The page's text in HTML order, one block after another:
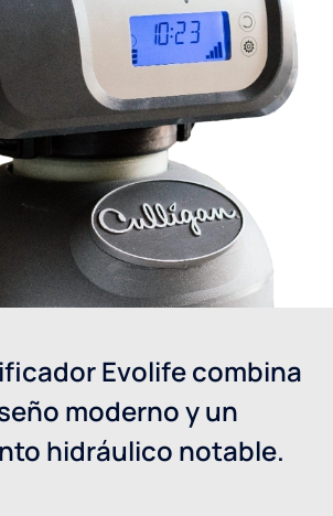
Evolife combina
moderno y un
hidráulico notable.